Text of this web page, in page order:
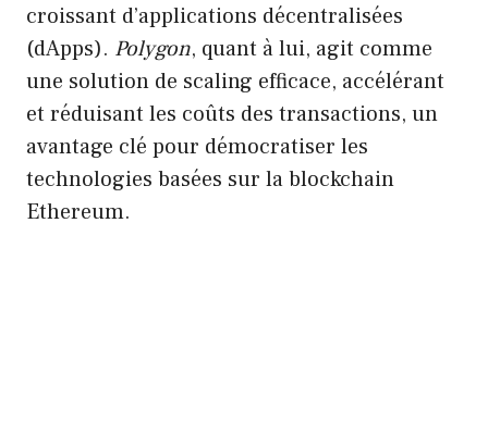
croissant d’applications décentralisées
(dApps). Polygon, quant à lui, agit comme
une solution de scaling efficace, accélérant
et réduisant les coûts des transactions, un
avantage clé pour démocratiser les
technologies basées sur la blockchain
Ethereum.